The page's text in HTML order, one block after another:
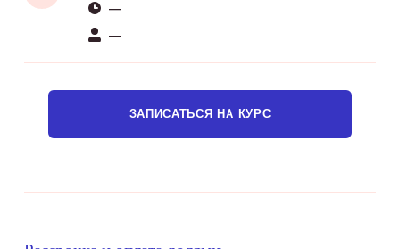
—
—
ЗАПИСАТЬСЯ НА КУРС